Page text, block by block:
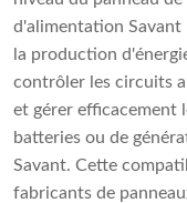
d'alimentation
la production
contrôler les circuits
et gérer efficacement
batteries ou de
Savant. Cette
fabricants de